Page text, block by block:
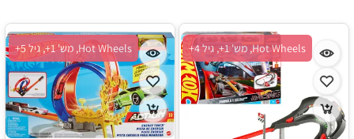
Hot Wheels, מש' 1+, גיל 4+ Hot Wheels, מש' 1+, גיל 5+